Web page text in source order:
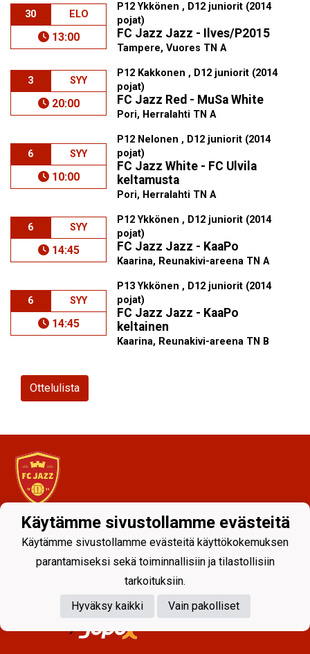
30 ELO
13:00
P12 Ykkönen , D12 juniorit (2014
pojat)
FC Jazz Jazz - Ilves/P2015
Tampere, Vuores TN A
3 SYY
20:00
P12 Kakkonen , D12 juniorit (2014
pojat)
FC Jazz Red - MuSa White
Pori, Herralahti TN A
6 SYY
10:00
P12 Nelonen , D12 juniorit (2014
pojat)
FC Jazz White - FC Ulvila
keltamusta
Pori, Herralahti TN A
6 SYY
14:45
P12 Ykkönen , D12 juniorit (2014
pojat)
FC Jazz Jazz - KaaPo
Kaarina, Reunakivi-areena TN A
6 SYY
14:45
P13 Ykkönen , D12 juniorit (2014
pojat)
FC Jazz Jazz - KaaPo
keltainen
Kaarina, Reunakivi-areena TN B
Ottelulista
Tietosuojaseloste
Käytämme sivustollamme evästeitä
Käytämme sivustollamme evästeitä käyttökokemuksen
parantamiseksi sekä toiminnallisiin ja tilastollisiin
tarkoituksiin.
Hyväksy kaikki
Vain pakolliset